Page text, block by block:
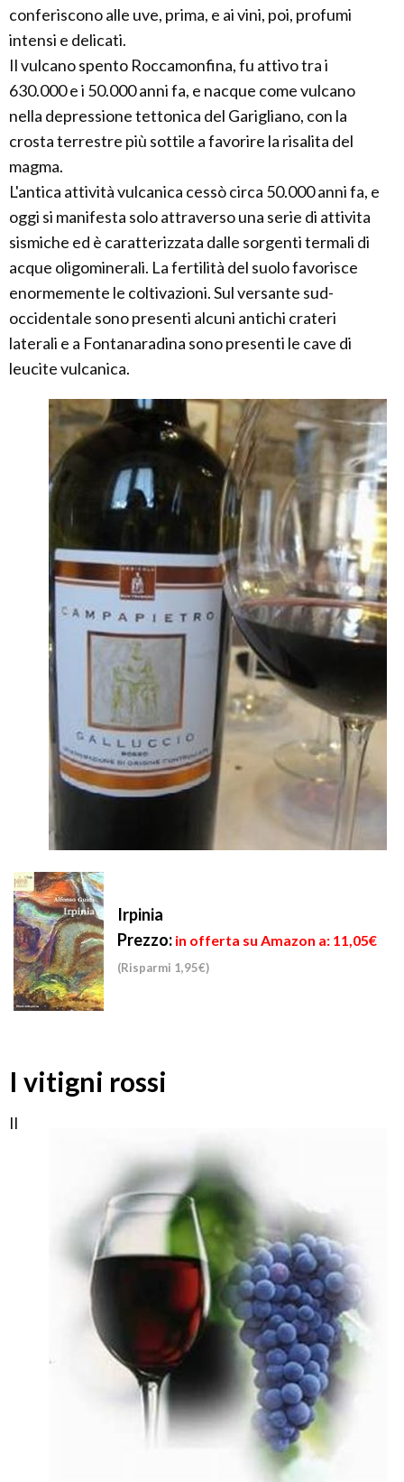
conferiscono alle uve, prima, e ai vini, poi, profumi
intensi e delicati.
Il vulcano spento Roccamonfina, fu attivo tra i
630.000 e i 50.000 anni fa, e nacque come vulcano
nella depressione tettonica del Garigliano, con la
crosta terrestre più sottile a favorire la risalita del
magma.
L'antica attività vulcanica cessò circa 50.000 anni fa, e
oggi si manifesta solo attraverso una serie di attivita
sismiche ed è caratterizzata dalle sorgenti termali di
acque oligominerali. La fertilità del suolo favorisce
enormemente le coltivazioni. Sul versante sud-
occidentale sono presenti alcuni antichi crateri
laterali e a Fontanaradina sono presenti le cave di
leucite vulcanica.
Irpinia
Prezzo: in offerta su Amazon a: 11,05€
(Risparmi 1,95€)
I vitigni rossi
Il